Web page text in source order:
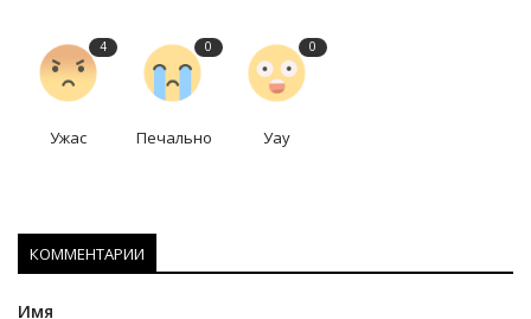
4
Ужас
0
Печально
0
Уау
КОММЕНТАРИИ
Имя